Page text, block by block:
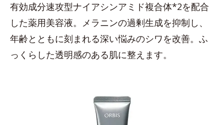
有効成分速攻型ナイアシンアミド複合体*2を配合
した薬用美容液。メラニンの過剰生成を抑制し、
年齢とともに刻まれる深い悩みのシワを改善。ふ
っくらした透明感のある肌に整えます。